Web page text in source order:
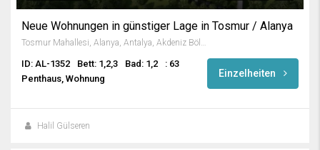
Neue Wohnungen in günstiger Lage in Tosmur / Alanya
Tosmur Mahallesi, Alanya, Antalya, Akdeniz Bölgesi, Türkiye
ID: AL-1352 Bett: 1,2,3 Bad: 1,2
: 63
Penthaus, Wohnung
Einzelheiten
Halil Gülseren